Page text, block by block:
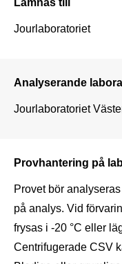
Jourlaboratoriet
Analyserande
Jourlaboratoriet
Provhantering på
Provet bör
på analys. Vid
frysas i -20 °C eller
Centrifugerade CSV